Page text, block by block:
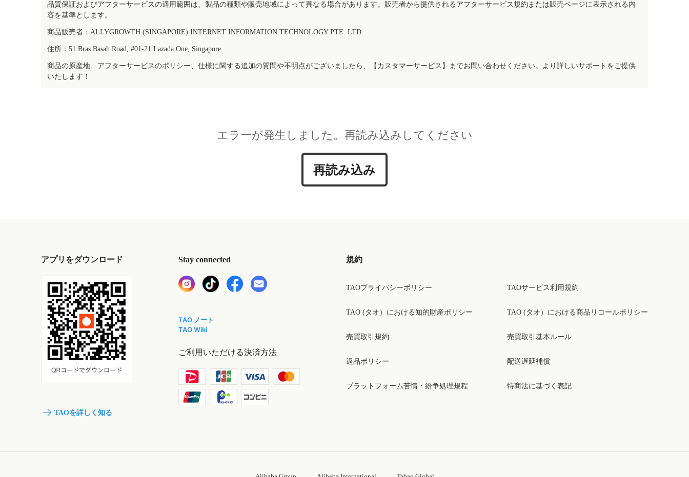
品質保証およびアフターサービスの適用範囲は、製品の種類や販売地域によって異なる場合があります。販売者から提供されるアフターサービス規約または販売ページに表示される内
容を基準とします。
商品販売者：ALLYGROWTH (SINGAPORE) INTERNET INFORMATION TECHNOLOGY PTE. LTD.
住所：51 Bras Basah Road, #01-21 Lazada One, Singapore
商品の原産地、アフターサービスのポリシー、仕様に関する追加の質問や不明点がございましたら、【カスタマーサービス】までお問い合わせください。より詳しいサポートをご提供
いたします！
エラーが発生しました。再読み込みしてください
再読み込み
アプリをダウンロード
TAOを詳しく知る
Stay connected
TAO ノート
TAO Wiki
ご利用いただける決済方法
規約
TAOプライバシーポリシー
TAO (タオ）における知的財産ポリシー
売買取引規約
返品ポリシー
プラットフォーム苦情・紛争処理規程
TAOサービス利用規約
TAO (タオ）における商品リコールポリシー
売買取引基本ルール
配送遅延補償
特商法に基づく表記